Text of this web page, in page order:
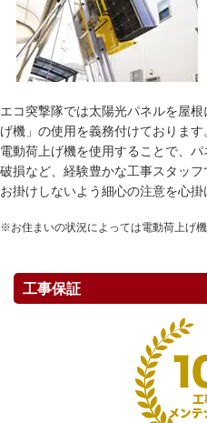
エコ突撃隊では太陽光パネルを屋
げ機」の使用を義務付けております
電動荷上げ機を使用することで、
破損など、経験豊かな工事スタッ
お掛けしないよう細心の注意を心掛
※お住まいの状況によっては電動荷上げ
工事保証